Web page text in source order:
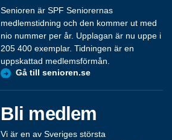
Senioren är SPF Seniorernas
medlemstidning och den kommer ut med
nio nummer per år. Upplagan är nu uppe i
205 400 exemplar. Tidningen är en
uppskattad medlemsförmån.
Gå till senioren.se
Bli medlem
Vi är en av Sveriges största